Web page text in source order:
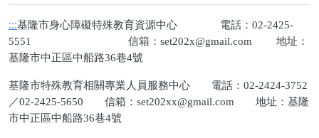
:::基隆市身心障礙特殊教育資源中心 電話：02-2425-
5551 信箱： set202x@gmail.com 地址：
基隆市中正區中船路36巷4號
基隆市特殊教育相關專業人員服務中心 電話：02-2424-3752
／02-2425-5650 信箱： set202xx@gmail.com 地址：基隆
市中正區中船路36巷4號